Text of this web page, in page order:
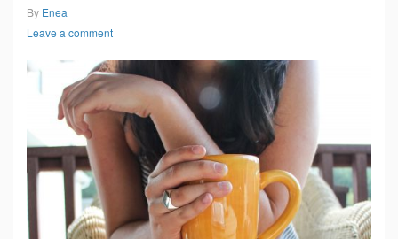
By Enea
Leave a comment